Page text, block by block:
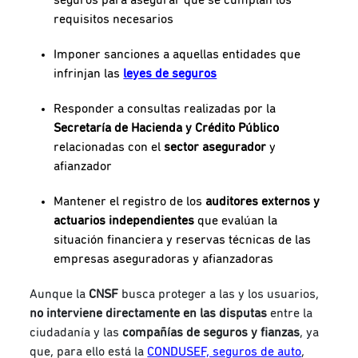
requisitos necesarios
Imponer sanciones a aquellas entidades que
infrinjan las leyes de seguros
Responder a consultas realizadas por la
Secretaría de Hacienda y Crédito Público
relacionadas con elsector asegurador y
afianzador
Mantener el registro de los auditores externos y
actuarios independientes que evalúan la
situación financiera y reservas técnicas de las
empresas aseguradoras y afianzadoras
Aunque la CNSF busca proteger a las y los usuarios,
no interviene directamente en las disputas entre la
ciudadanía y lascompañías de seguros y fianzas, ya
que, para ello está la CONDUSEF, seguros de auto,